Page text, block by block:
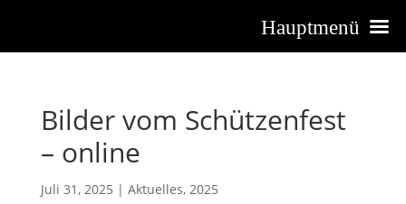
Bilder vom Schützenfest
– online
Juli 31, 2025 | Aktuelles, 2025
Hauptmenü